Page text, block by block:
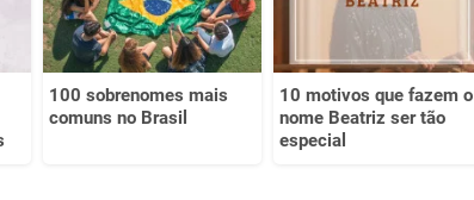
100 sobrenomes mais
comuns no Brasil
10 motivos que fazem o
nome Beatriz ser tão
especial